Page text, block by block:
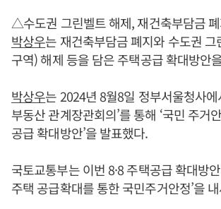
△수도권 그린벨트 해제, 재건축부담금
박상우는 재건축부담금 폐지와 수도권
구역) 해제 등을 담은 주택공급 확대방안
박상우는 2024년 8월8일 정부서울청사에
부동산 관계장관회의’를 통해 ‘국민 주거
공급 확대방안’을 발표했다.
국토교통부는 이번 8·8 주택공급 확대방
주택 공급확대를 통한 국민주거안정’을